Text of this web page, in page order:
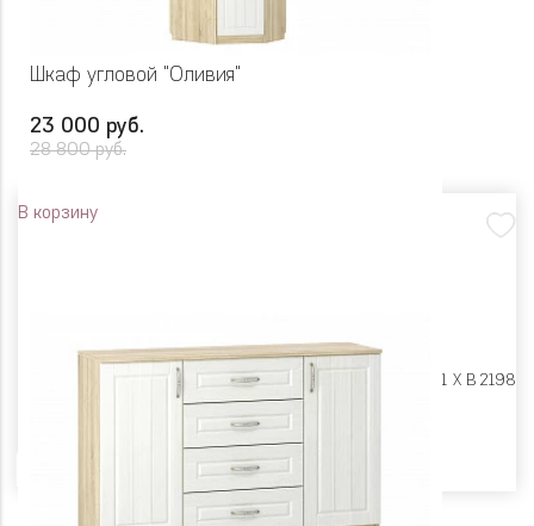
Шкаф угловой "Оливия"
23 000 руб.
28 800 руб.
В корзину
Ш 697 X Г 891 X В 2198